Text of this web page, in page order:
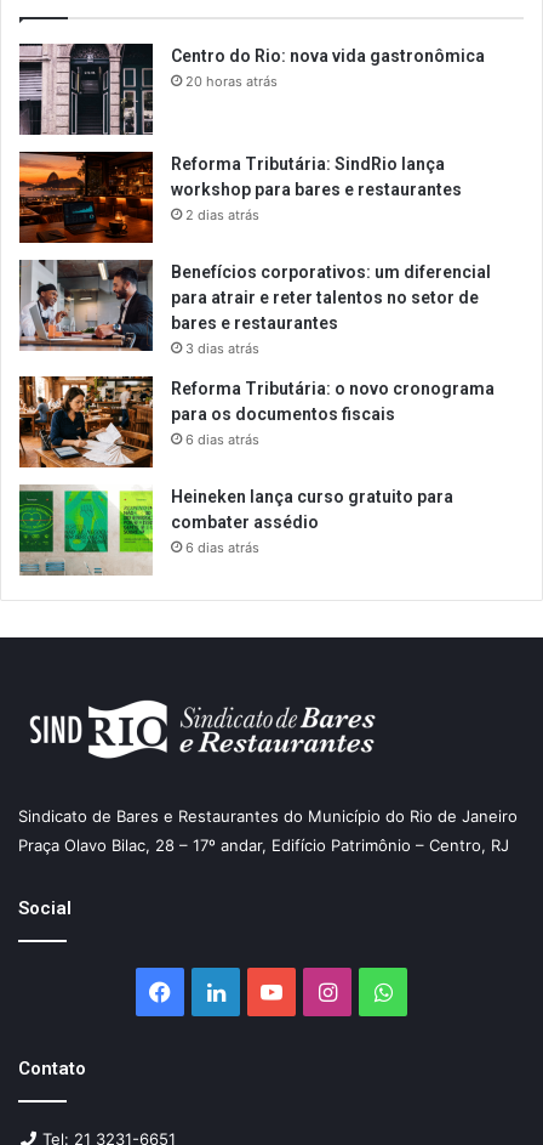
Centro do Rio: nova vida gastronômica
20 horas atrás
Reforma Tributária: SindRio lança
workshop para bares e restaurantes
2 dias atrás
Benefícios corporativos: um diferencial
para atrair e reter talentos no setor de
bares e restaurantes
3 dias atrás
Reforma Tributária: o novo cronograma
para os documentos fiscais
6 dias atrás
Heineken lança curso gratuito para
combater assédio
6 dias atrás
Sindicato de Bares e Restaurantes do Município do Rio de Janeiro
Praça Olavo Bilac, 28 – 17º andar, Edifício Patrimônio – Centro, RJ
Social
Facebook
LinkedinYouTubeInstagramWhatsApp
Contato
Tel: 21 3231-6651